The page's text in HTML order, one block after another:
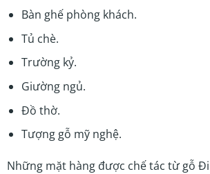
Bàn ghế phòng khách.
Tủ chè.
Trường kỷ.
Giường ngủ.
Đồ thờ.
Tượng gỗ mỹ nghệ.
Những mặt hàng được chế tác từ gỗ